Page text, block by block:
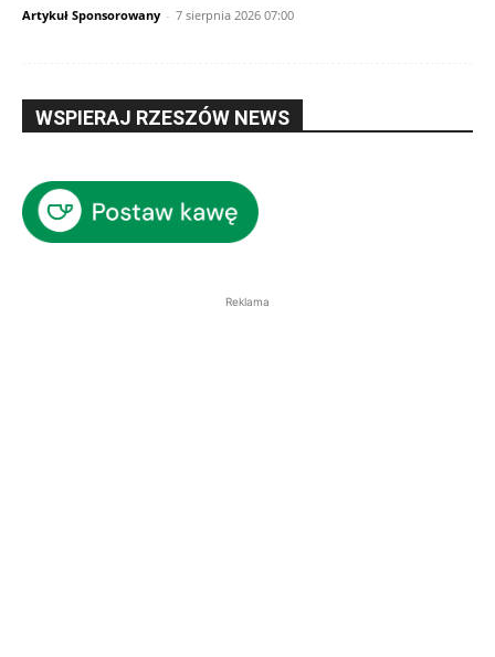
Artykuł Sponsorowany - 7 sierpnia 2026 07:00
WSPIERAJ RZESZÓW NEWS
Reklama